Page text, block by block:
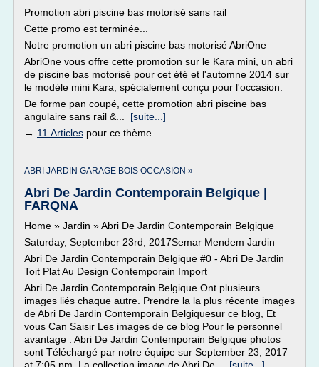
Promotion abri piscine bas motorisé sans rail
Cette promo est terminée...
Notre promotion un abri piscine bas motorisé AbriOne
AbriOne vous offre cette promotion sur le Kara mini, un abri
de piscine bas motorisé pour cet été et l'automne 2014 sur
le modèle mini Kara, spécialement conçu pour l'occasion.
De forme pan coupé, cette promotion abri piscine bas
angulaire sans rail &... [suite...]
→ 11 Articles pour ce thème
ABRI JARDIN GARAGE BOIS OCCASION »
Abri De Jardin Contemporain Belgique |
FARQNA
Home » Jardin » Abri De Jardin Contemporain Belgique
Saturday, September 23rd, 2017Semar Mendem Jardin
Abri De Jardin Contemporain Belgique #0 - Abri De Jardin
Toit Plat Au Design Contemporain Import
Abri De Jardin Contemporain Belgique Ont plusieurs
images liés chaque autre. Prendre la la plus récente images
de Abri De Jardin Contemporain Belgiquesur ce blog, Et
vous Can Saisir Les images de ce blog Pour le personnel
avantage . Abri De Jardin Contemporain Belgique photos
sont Téléchargé par notre équipe sur September 23, 2017